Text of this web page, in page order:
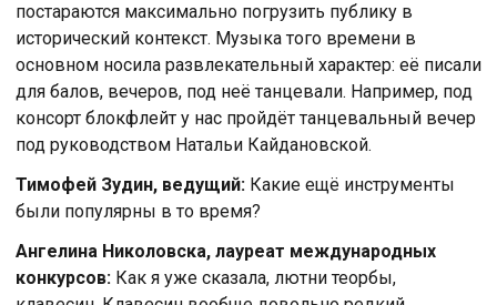
постараются максимально погрузить публику в
исторический контекст. Музыка того времени в
основном носила развлекательный характер: её писали
для балов, вечеров, под неё танцевали. Например, под
консорт блокфлейт у нас пройдёт танцевальный вечер
под руководством Натальи Кайдановской.
Тимофей Зудин, ведущий: Какие ещё инструменты
были популярны в то время?
Ангелина Николовска, лауреат международных
конкурсов: Как я уже сказала, лютни теорбы,